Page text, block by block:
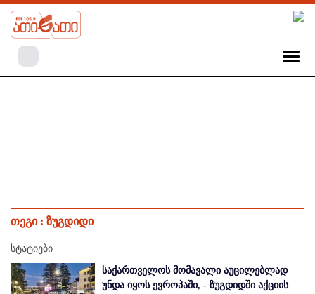
თეგი : ზუგდიდი
სტატიები
საქართველოს მომავალი აუცილებლად
უნდა იყოს ევროპაში, - ზუგდიდში აქციის